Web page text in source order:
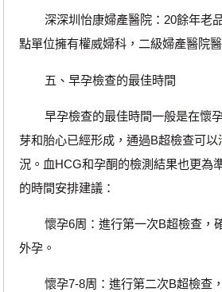
深深圳怡康婦產醫院：20餘年老品
點單位擁有權威婦科，二級婦產醫院
五、早孕檢查的最佳時間
早孕檢查的最佳時間一般是在懷孕
芽和胎心已經形成，通過B超檢查可
況。血HCG和孕酮的檢測結果也更為
的時間安排建議：
懷孕6周：進行第一次B超檢查，
外孕。
懷孕7-8周：進行第二次B超檢查